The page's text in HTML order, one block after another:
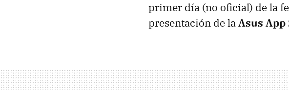
primer día (no oficial) de la
presentación de laAsus App